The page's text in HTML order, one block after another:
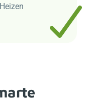
Heizen